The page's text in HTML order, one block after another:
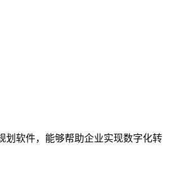
划软件，能够帮助企业实现数字化转